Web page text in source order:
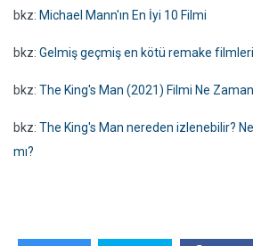
bkz: Michael Mann'ın En İyi 10 Filmi
bkz: Gelmiş geçmiş en kötü remake filmleri
bkz: The King's Man (2021) Filmi Ne
bkz: The King's Man nereden izlenebilir?
mı?